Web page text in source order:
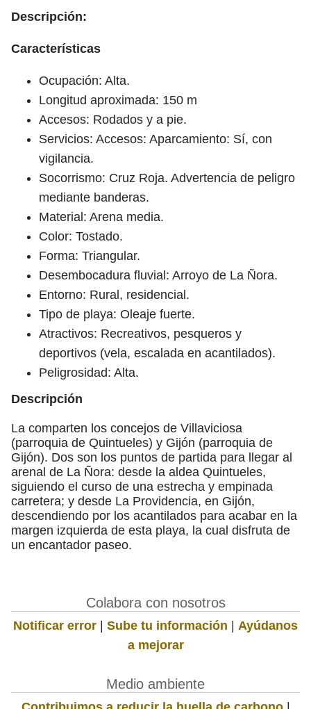
Descripción:
Características
Ocupación: Alta.
Longitud aproximada: 150 m
Accesos: Rodados y a pie.
Servicios: Accesos: Aparcamiento: Sí, con
vigilancia.
Socorrismo: Cruz Roja. Advertencia de peligro
mediante banderas.
Material: Arena media.
Color: Tostado.
Forma: Triangular.
Desembocadura fluvial: Arroyo de La Ñora.
Entorno: Rural, residencial.
Tipo de playa: Oleaje fuerte.
Atractivos: Recreativos, pesqueros y
deportivos (vela, escalada en acantilados).
Peligrosidad: Alta.
Descripción
La comparten los concejos de Villaviciosa
(parroquia de Quintueles) y Gijón (parroquia de
Gijón). Dos son los puntos de partida para llegar al
arenal de La Ñora: desde la aldea Quintueles,
siguiendo el curso de una estrecha y empinada
carretera; y desde La Providencia, en Gijón,
descendiendo por los acantilados para acabar en la
margen izquierda de esta playa, la cual disfruta de
un encantador paseo.
Colabora con nosotros
Notificar error | Sube tu información | Ayúdanos
a mejorar
Medio ambiente